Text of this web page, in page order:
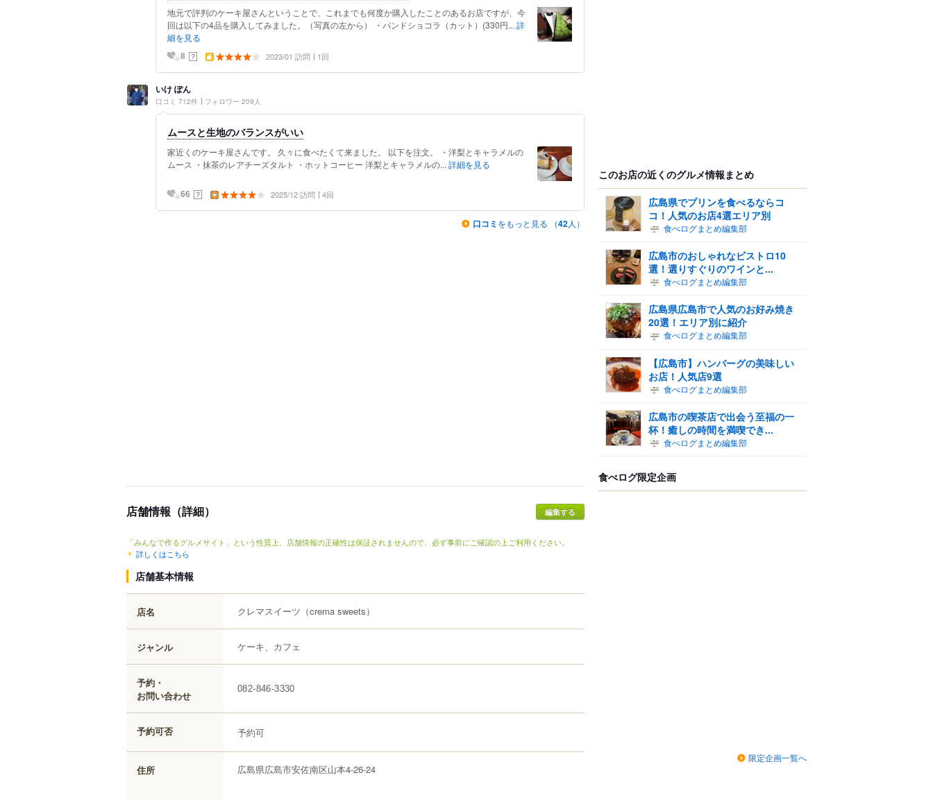
地元で評判のケーキ屋さんということで、これまでも何度か購入したことのあるお店ですが、今
回は以下の4品を購入してみました。（写真の左から） ・パンドショコラ（カット）(330円... 詳
細を見る
8 ？ 2023/01 訪問 1回
いけ ぽん
口コミ 712件 フォロワー 209人
ムースと生地のバランスがいい
家近くのケーキ屋さんです。 久々に食べたくて来ました。 以下を注文。 ・洋梨とキャラメルの
ムース ・抹茶のレアチーズタルト ・ホットコーヒー 洋梨とキャラメルの... 詳細を見る
66 ？ 2025/12 訪問 4回
口コミ をもっと見る （42人）
店舗情報（詳細）
「みんなで作るグルメサイト」という性質上、店舗情報の正確性は保証されませんので、必ず事前にご確認の上ご利用ください。
詳しくはこちら
店舗基本情報
店名 クレマスイーツ （crema sweets）
ジャンル ケーキ、カフェ
予約・
お問い合わせ
082-846-3330
予約可否 予約可
住所 広島県広島市安佐南区山本4-26-24
このお店の近くのグルメ情報まとめ
広島県でプリンを食べるならコ
コ！人気のお店4選エリア別
食べログまとめ編集部
広島市のおしゃれなビストロ10
選！選りすぐりのワインと...
食べログまとめ編集部
広島県広島市で人気のお好み焼き
20選！エリア別に紹介
食べログまとめ編集部
【広島市】ハンバーグの美味しい
お店！人気店9選
食べログまとめ編集部
広島市の喫茶店で出会う至福の一
杯！癒しの時間を満喫でき...
食べログまとめ編集部
食べログ限定企画
限定企画一覧へ